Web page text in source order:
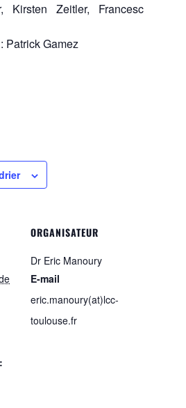
Kirsten Zeitler, Francesc
Patrick Gamez
ORGANISATEUR
Dr Eric Manoury
E-mail
eric.manoury(at)lcc-
toulouse.fr